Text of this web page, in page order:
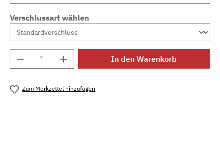
Verschlussart wählen
Produkt Anzahl: Gib den gewünschten
In den Warenkorb
Zum Merkzettel hinzufügen